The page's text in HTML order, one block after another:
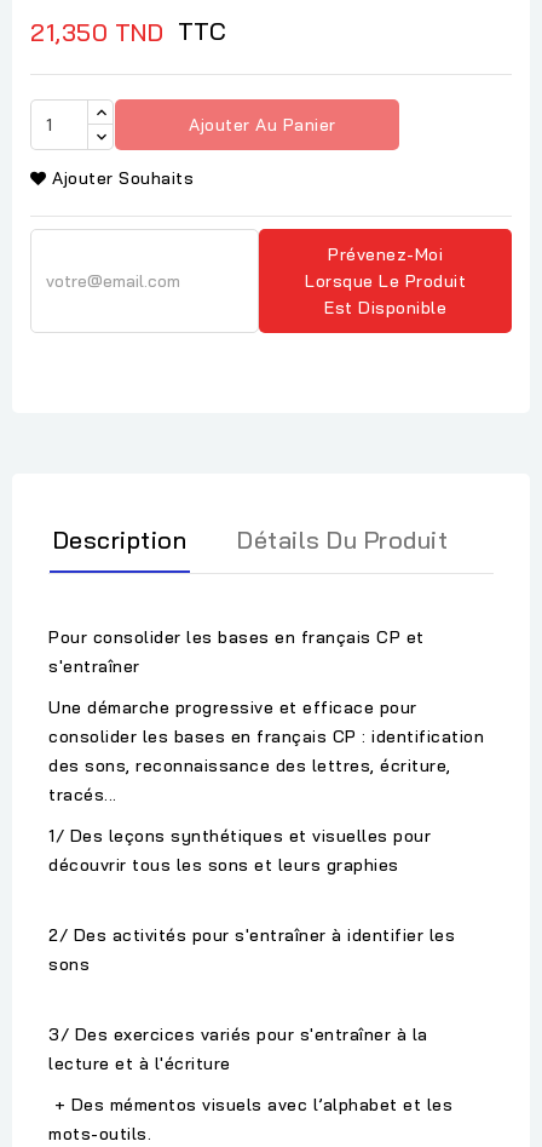
21,350 TND TTC
Ajouter Au Panier
Ajouter Souhaits
Prévenez-Moi
Lorsque Le Produit
Est Disponible
Description Détails Du Produit
Pour consolider les bases en français CP et
s'entraîner
Une démarche progressive et efficace pour
consolider les bases en français CP : identification
des sons, reconnaissance des lettres, écriture,
tracés...
1/ Des leçons synthétiques et visuelles pour
découvrir tous les sons et leurs graphies
2/ Des activités pour s'entraîner à identifier les
sons
3/ Des exercices variés pour s'entraîner à la
lecture et à l'écriture
+ Des mémentos visuels avec l’alphabet et les
mots-outils.